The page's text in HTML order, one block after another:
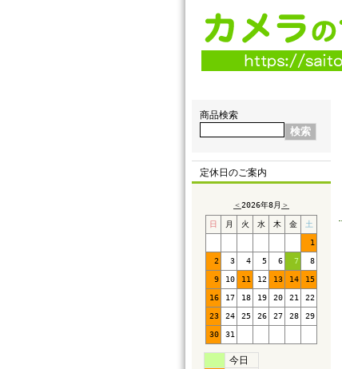
商品検索
定休日のご案内
＜2026年8月 ＞
日 月 火 水 木 金 土
1
2 3 4 5 6 7 8
9 10 11 12 13 14 15
16 17 18 19 20 21 22
23 24 25 26 27 28 29
30 31
今日